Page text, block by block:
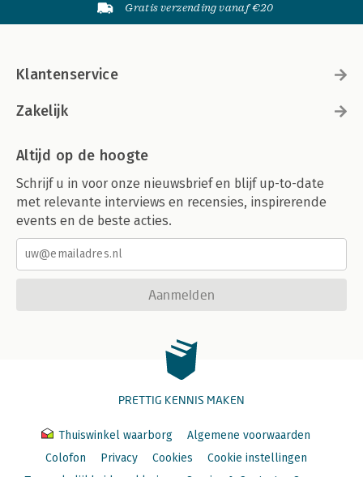
Gratis verzending vanaf €20
Klantenservice
Zakelijk
Altijd op de hoogte
Schrijf u in voor onze nieuwsbrief en blijf up-to-date
met relevante interviews en recensies, inspirerende
events en de beste acties.
Aanmelden
PRETTIG KENNIS MAKEN
Thuiswinkel waarborg
Algemene voorwaarden
Colofon
Privacy Cookies
Cookie instellingen